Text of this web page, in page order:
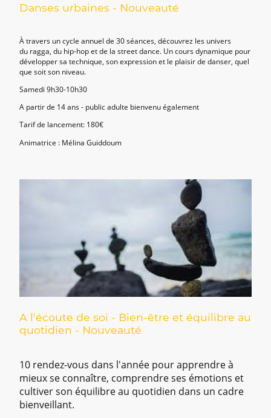
Danses urbaines - Nouveauté
À travers un cycle annuel de 30 séances, découvrez les univers
du ragga, du hip-hop et de la street dance. Un cours dynamique pour
développer sa technique, son expression et le plaisir de danser, quel
que soit son niveau.
Samedi 9h30-10h30
A partir de 14 ans - public adulte bienvenu également
Tarif de lancement: 180€
Animatrice : Mélina Guiddoum
A l'écoute de soi - Bien-être et équilibre au
quotidien - Nouveauté
10 rendez-vous dans l'année pour apprendre à
mieux se connaître, comprendre ses émotions et
cultiver son équilibre au quotidien dans un cadre
bienveillant.